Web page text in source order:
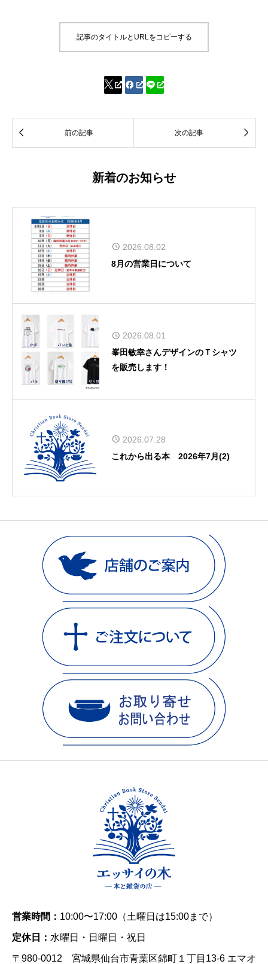
記事のタイトルとURLをコピーする
 
 前の記事 次の記事 
新着のお知らせ
2026.08.02
8月の営業日について
2026.08.01
峯田敏幸さんデザインのＴシャツ
を販売します！
2026.07.28
これから出る本 2026年7月(2)
営業時間： 10:00〜17:00（土曜日は15:00まで）
定休日： 水曜日・日曜日・祝日
〒980-0012 宮城県仙台市青葉区錦町１丁目13-6 エマオ